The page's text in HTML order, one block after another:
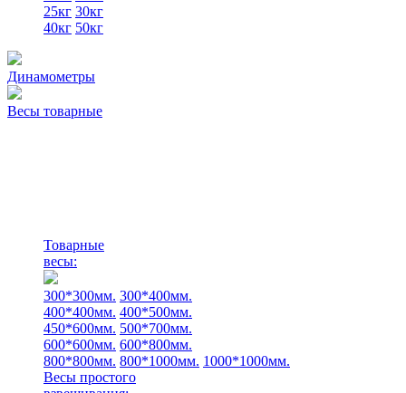
25кг 30кг
40кг 50кг
Динамометры
Весы товарные
Товарные
весы:
300*300мм. 300*400мм.
400*400мм. 400*500мм.
450*600мм. 500*700мм.
600*600мм. 600*800мм.
800*800мм. 800*1000мм. 1000*1000мм.
Весы простого